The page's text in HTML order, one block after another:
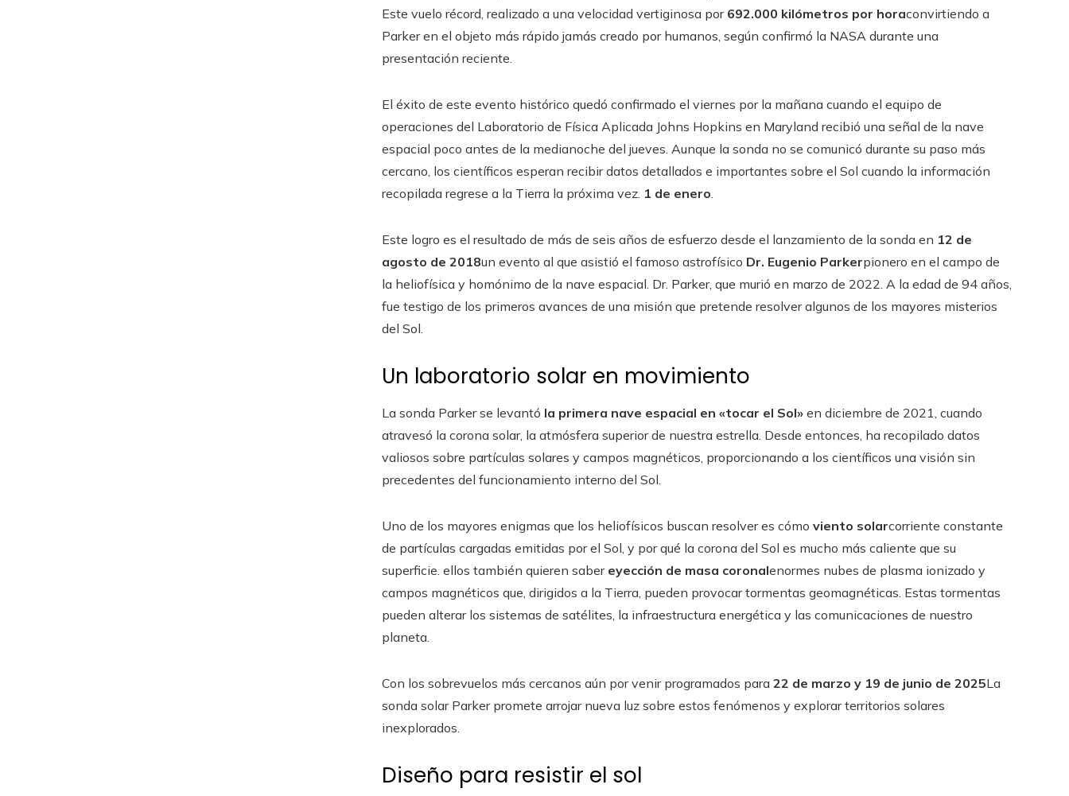
Este vuelo récord, realizado a una velocidad vertiginosa por 692.000 kilómetros por horaconvirtiendo a
Parker en el objeto más rápido jamás creado por humanos, según confirmó la NASA durante una
presentación reciente.
El éxito de este evento histórico quedó confirmado el viernes por la mañana cuando el equipo de
operaciones del Laboratorio de Física Aplicada Johns Hopkins en Maryland recibió una señal de la nave
espacial poco antes de la medianoche del jueves. Aunque la sonda no se comunicó durante su paso más
cercano, los científicos esperan recibir datos detallados e importantes sobre el Sol cuando la información
recopilada regrese a la Tierra la próxima vez. 1 de enero.
Este logro es el resultado de más de seis años de esfuerzo desde el lanzamiento de la sonda en 12 de
agosto de 2018un evento al que asistió el famoso astrofísico Dr. Eugenio Parkerpionero en el campo de
la heliofísica y homónimo de la nave espacial. Dr. Parker, que murió en marzo de 2022. A la edad de 94 años,
fue testigo de los primeros avances de una misión que pretende resolver algunos de los mayores misterios
del Sol.
Un laboratorio solar en movimiento
La sonda Parker se levantó la primera nave espacial en «tocar el Sol» en diciembre de 2021, cuando
atravesó la corona solar, la atmósfera superior de nuestra estrella. Desde entonces, ha recopilado datos
valiosos sobre partículas solares y campos magnéticos, proporcionando a los científicos una visión sin
precedentes del funcionamiento interno del Sol.
Uno de los mayores enigmas que los heliofísicos buscan resolver es cómo viento solarcorriente constante
de partículas cargadas emitidas por el Sol, y por qué la corona del Sol es mucho más caliente que su
superficie. ellos también quieren saber eyección de masa coronalenormes nubes de plasma ionizado y
campos magnéticos que, dirigidos a la Tierra, pueden provocar tormentas geomagnéticas. Estas tormentas
pueden alterar los sistemas de satélites, la infraestructura energética y las comunicaciones de nuestro
planeta.
Con los sobrevuelos más cercanos aún por venir programados para 22 de marzo y 19 de junio de 2025La
sonda solar Parker promete arrojar nueva luz sobre estos fenómenos y explorar territorios solares
inexplorados.
Diseño para resistir el sol